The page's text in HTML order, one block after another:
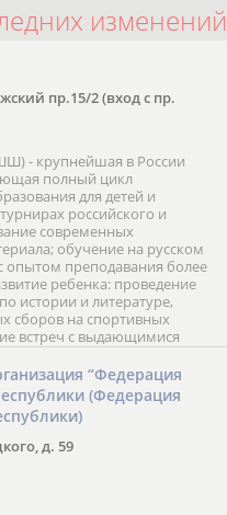
изменений
пр.15/2 (вход с пр.
- крупнейшая в России
полный цикл
для детей и
российского и
современных
обучение на русском
опытом преподавания более
ребенка: проведение
истории и литературе,
сборов на спортивных
встреч с выдающимися
онлайн обучение в
круглые столы
организация фестивалей;
“Федерация
(Федерация
д. 59